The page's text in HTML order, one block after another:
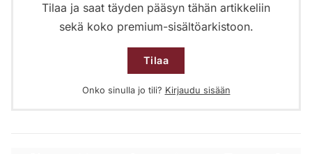
Tilaa ja saat täyden pääsyn tähän artikkeliin
sekä koko premium-sisältöarkistoon.
Tilaa
Onko sinulla jo tili? Kirjaudu sisään